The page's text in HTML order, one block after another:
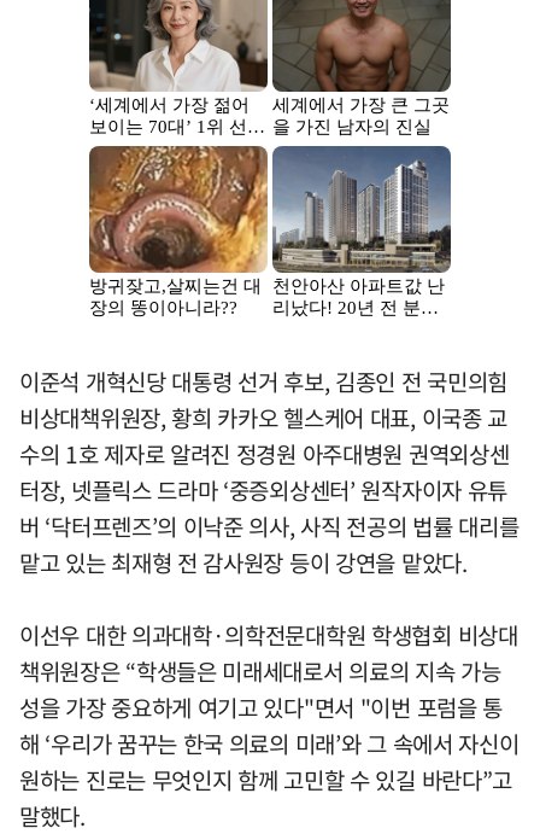
이준석 개혁신당 대통령 선거 후보, 김종인 전 국민의힘
비상대책위원장, 황희 카카오 헬스케어 대표, 이국종 교
수의 1호 제자로 알려진 정경원 아주대병원 권역외상센
터장, 넷플릭스 드라마 ‘중증외상센터’ 원작자이자 유튜
버 ‘닥터프렌즈’의 이낙준 의사, 사직 전공의 법률 대리를
맡고 있는 최재형 전 감사원장 등이 강연을 맡았다.
이선우 대한 의과대학·의학전문대학원 학생협회 비상대
책위원장은 “학생들은 미래세대로서 의료의 지속 가능
성을 가장 중요하게 여기고 있다"면서 "이번 포럼을 통
해 ‘우리가 꿈꾸는 한국 의료의 미래’와 그 속에서 자신이
원하는 진로는 무엇인지 함께 고민할 수 있길 바란다”고
말했다.